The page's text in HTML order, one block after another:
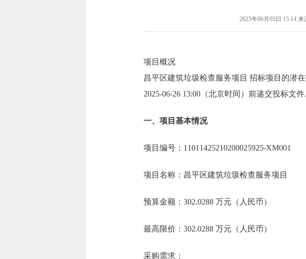
2025年06月05日 15:14来
项目概况
昌平区建筑垃圾检查服务项目 招标项目的潜
2025-06-26 13:00（北京时间）前递交投标文件
一、项目基本情况
项目编号：11011425210200025925-XM001
项目名称：昌平区建筑垃圾检查服务项目
预算金额：302.0288 万元（人民币）
最高限价：302.0288 万元（人民币）
采购需求：